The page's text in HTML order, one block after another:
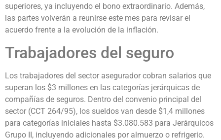
superiores, ya incluyendo el bono extraordinario. Además,
las partes volverán a reunirse este mes para revisar el
acuerdo frente a la evolución de la inflación.
Trabajadores del seguro
Los trabajadores del sector asegurador cobran salarios que
superan los $3 millones en las categorías jerárquicas de
compañías de seguros. Dentro del convenio principal del
sector (CCT 264/95), los sueldos van desde $1,4 millones
para categorías iniciales hasta $3.080.583 para Jerárquicos
Grupo II, incluyendo adicionales por almuerzo o refrigerio.